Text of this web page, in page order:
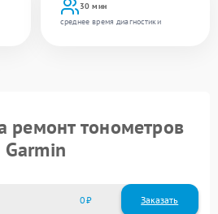
30 мин
среднее время диагностики
ремонт тонометров
Garmin
0 Заказать